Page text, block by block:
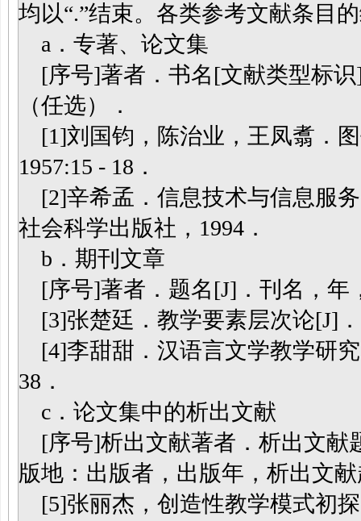
均以“.”结束。各类参考文献条目
a．专著、论文集
[序号]著者．书名[文献类型标
（任选）．
[1]刘国钧，陈治业，王凤翥．
1957:15 - 18．
[2]辛希孟．信息技术与信息服
社会科学出版社，1994．
b．期刊文章
[序号]著者．题名[J]．刊名，年
[3]张楚廷．教学要素层次论[J]．
[4]李甜甜．汉语言文学教学研究
38．
c．论文集中的析出文献
[序号]析出文献著者．析出文献
版地：出版者，出版年，析出文
[5]张丽杰，创造性教学模式初